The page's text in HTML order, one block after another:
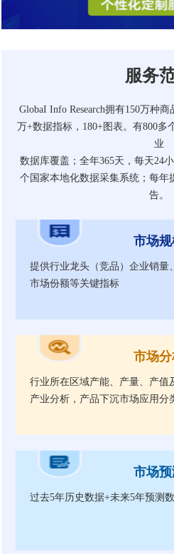
服务
GlobaI Info Research拥有150万种
万+数据指标，180+图表。有800多
业
数据库覆盖；全年365天，每天24
个国家本地化数据采集系统；每年
告。
市场
提供行业龙头（竞品）企业销量
市场份额等关键指标
市场
行业所在区域产能、产量、产值
产业分析，产品下沉市场应用分
市场预
过去5年历史数据+未来5年预测